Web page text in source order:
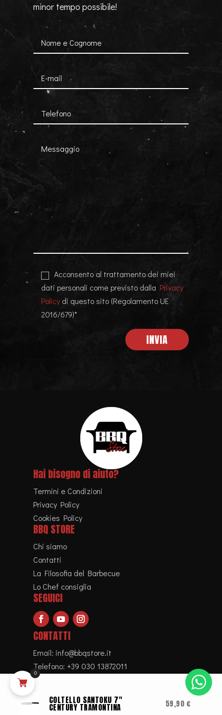
minor tempo possibile!
Acconsento al trattamento dei miei
dati personali come previsto dallaPrivacy
Policy di questo sito (Regolamento UE
2016/679)*
Hai bisogno di aiuto?
Termini e Condizioni
Privacy Policy
Cookies Policy
BBQ STORE
Chi siamo
Contatti
La Filosofia del Barbecue
Lo Chef consiglia
SEGUICI
CONTATTI
Email: info@bbqstore.it
Telefono: +39 030 13872011
Copyright © 2023. BBQ Store – P.IVA
COLTELLO SANTOKU 7"
CENTURY TRAMONTINA 59,90 €
0